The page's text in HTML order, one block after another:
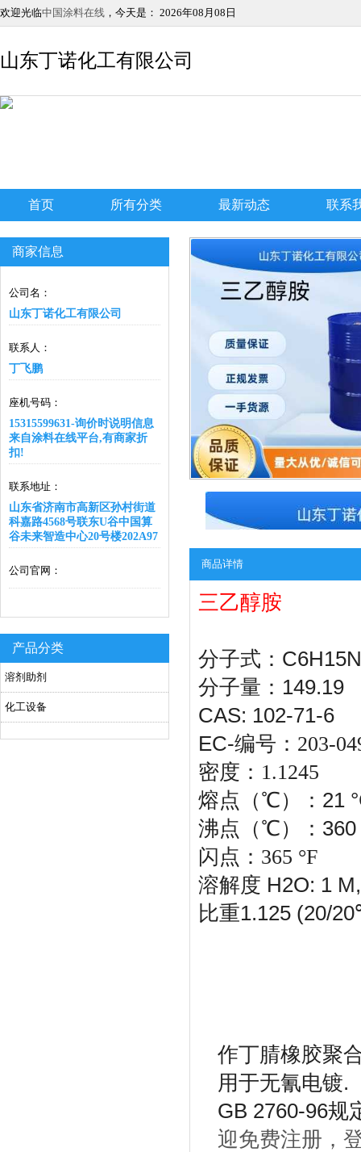
欢迎光临中国涂料在线 ，今天是： 2026年08月08日
山东丁诺化工有限公司
首页 所有分类 最新动态 联系
商家信息
公司名：
山东丁诺化工有限公司
联系人：
丁飞鹏
座机号码：
15315599631-询价时说明信息
来自涂料在线平台,有商家折
扣!
联系地址：
山东省济南市高新区孙村街道
科嘉路4568号联东U谷中国算
谷未来智造中心20号楼202A97
公司官网：
产品分类
溶剂助剂
化工设备
商品详情
三乙醇胺
分子式：
分子量： 149.19
CAS: 102-71-6
EC-编号： 203-
密度： 1.1245
熔点（℃）： 21
沸点（℃）： 360
闪点： 365 °F
溶解度 H2O: 1
比重1.125 (20/
作丁腈橡胶聚
用于无氰电镀.
GB 2760-96规
迎免费注册，